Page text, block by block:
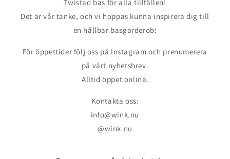
Twistad bas för alla tillfällen!
Det är vår tanke, och vi hoppas kunna inspirera dig till
en hållbar basgarderob!
För öppettider följ oss på Instagram och prenumerera
på vårt nyhetsbrev.
Alltid öppet online.
Kontakta oss:
info@wink.nu
@wink.nu